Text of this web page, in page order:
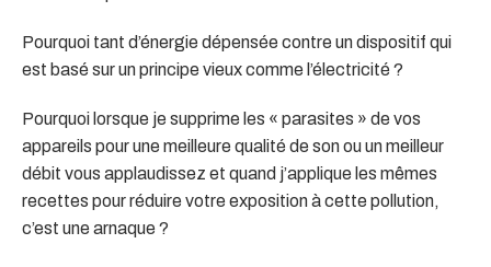
Pourquoi tant d’énergie dépensée contre un dispositif qui
est basé sur un principe vieux comme l’électricité ?
Pourquoi lorsque je supprime les « parasites » de vos
appareils pour une meilleure qualité de son ou un meilleur
débit vous applaudissez et quand j’applique les mêmes
recettes pour réduire votre exposition à cette pollution,
c’est une arnaque ?